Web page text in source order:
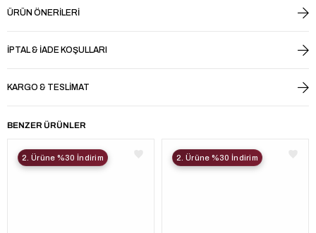
ÜRÜN ÖNERILERI
İPTAL & İADE KOŞULLARI
KARGO & TESLIMAT
BENZER ÜRÜNLER
2. Ürüne %30 İndirim 2. Ürüne %30 İndirim